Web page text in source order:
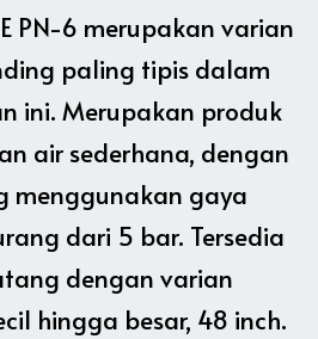
PN-6 merupakan varian
paling tipis dalam
ini. Merupakan produk
air sederhana, dengan
menggunakan gaya
dari 5 bar. Tersedia
dengan varian
hingga besar, 48 inch.